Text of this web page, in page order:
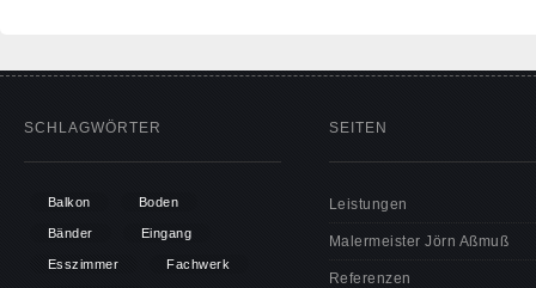
SCHLAGWÖRTER
Balkon Boden
Bänder Eingang
Esszimmer Fachwerk
SEITEN
Leistungen
Malermeister Jörn Aßmuß
Referenzen